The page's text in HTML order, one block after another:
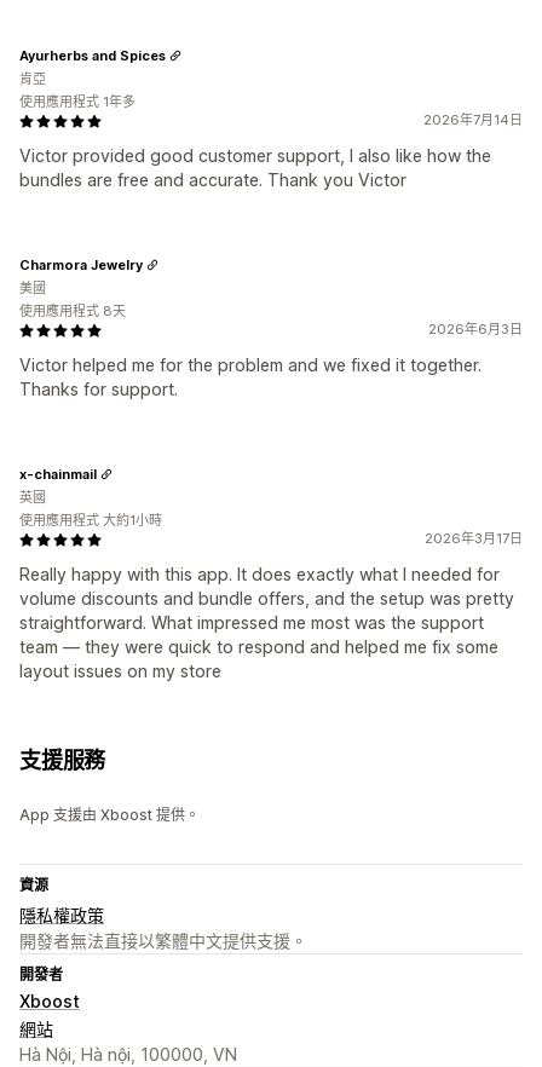
2026年7月14日
Victor provided good customer support, I also like how the
bundles are free and accurate. Thank you Victor
Ayurherbs and Spices
肯亞
使用應用程式 1年多
2026年6月3日
Victor helped me for the problem and we fixed it together.
Thanks for support.
Charmora Jewelry
美國
使用應用程式 8天
2026年3月17日
Really happy with this app. It does exactly what I needed for
volume discounts and bundle offers, and the setup was pretty
straightforward. What impressed me most was the support
team — they were quick to respond and helped me fix some
layout issues on my store
x-chainmail
英國
使用應用程式 大約1小時
支援服務
App 支援由 Xboost 提供。
資源
隱私權政策
開發者無法直接以繁體中文提供支援。
開發者
Xboost
網站
Hà Nội, Hà nội, 100000, VN